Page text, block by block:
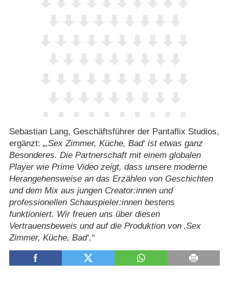
Sebastian Lang, Geschäftsführer der Pantaflix Studios,
ergänzt:
‚Sex Zimmer, Küche, Bad‘ ist etwas ganz
Besonderes. Die Partnerschaft mit einem globalen
Player wie Prime Video zeigt, dass unsere moderne
Herangehensweise an das Erzählen von Geschichten
und dem Mix aus jungen Creator:innen und
professionellen Schauspieler:innen bestens
funktioniert. Wir freuen uns über diesen
Vertrauensbeweis und auf die Produktion von ‚Sex
Zimmer, Küche, Bad‘.